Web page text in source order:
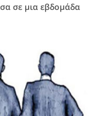
σε μια εβδομάδα